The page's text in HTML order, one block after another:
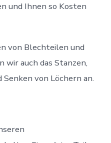
und Ihnen so Kosten
von Blechteilen und
wir auch das Stanzen,
von Löchern an.